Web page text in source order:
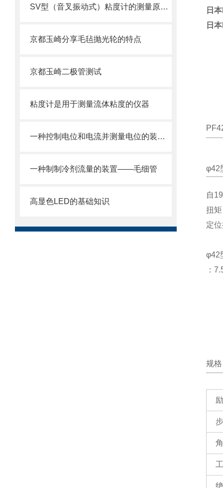
SV型（音叉振动式）粘度计的测量原理及机构
京都玉崎分享毛毡抛光轮的特点
京都玉崎二极管测试
粘度计是用于测量流体粘度的仪器
一种控制电位和电流并测量电位的装置——恒电位仪
一种制制冷剂流量的装置——毛细管
高显色LED的基础知识
日
日
φ42
自
扭
定
φ42
：
规格